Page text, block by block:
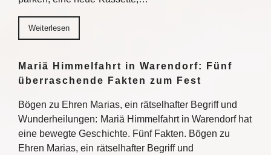
Weiterlesen
Mariä Himmelfahrt in Warendorf: Fünf
überraschende Fakten zum Fest
Bögen zu Ehren Marias, ein rätselhafter Begriff und
Wunderheilungen: Mariä Himmelfahrt in Warendorf hat
eine bewegte Geschichte. Fünf Fakten. Bögen zu
Ehren Marias, ein rätselhafter Begriff und